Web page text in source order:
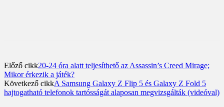
Előző cikk20-24 óra alatt teljesíthető az Assassin’s Creed Mirage;
Mikor érkezik a játék?
Következő cikkA Samsung Galaxy Z Flip 5 és Galaxy Z Fold 5
hajtogatható telefonok tartósságát alaposan megvizsgálták (videóval)